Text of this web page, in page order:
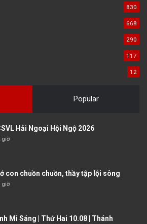
830
668
290
117
12
Popular
Hải Ngoại Hội Ngộ 2026
giờ
con chuồn chuồn, thầy tập lội sông
giờ
Mì Sáng | Thứ Hai 10.08 | Thánh